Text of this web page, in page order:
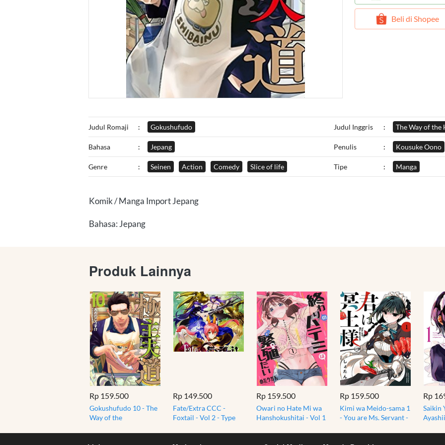
` Beli di Shopee
Judul Romaji : Gokushufudo Judul Inggris : The Way of the
Bahasa : Jepang Penulis : Kousuke Oono
Genre : Seinen Action Comedy Slice of life Tipe : Manga
Komik / Manga Import Jepang
Bahasa: Jepang
Produk Lainnya
Rp 159.500
Gokushufudo 10 - The
Way of the
Rp 149.500
Fate/Extra CCC -
Foxtail - Vol 2 - Type
Rp 159.500
Owari no Hate Mi wa
Hanshokushitai - Vol 1
Rp 159.500
Kimi wa Meido-sama 1
- You are Ms. Servant -
Rp
Saikin